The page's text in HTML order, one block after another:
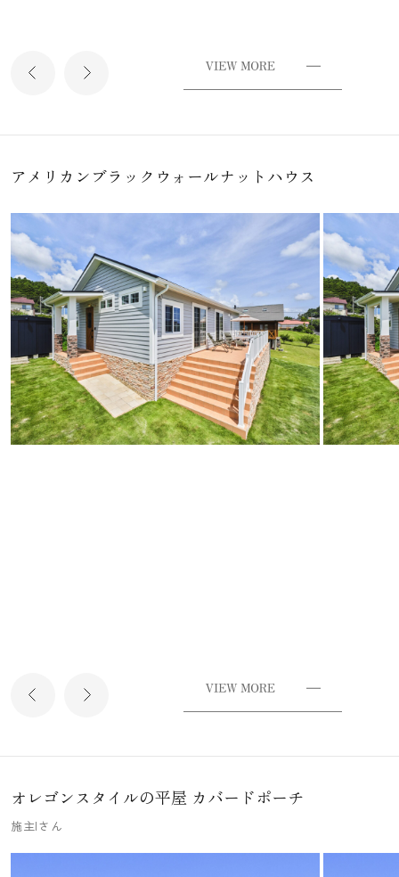
アメリカンブラックウォールナットハウス
オレゴンスタイルの平屋 カバードポーチ
施主Iさん